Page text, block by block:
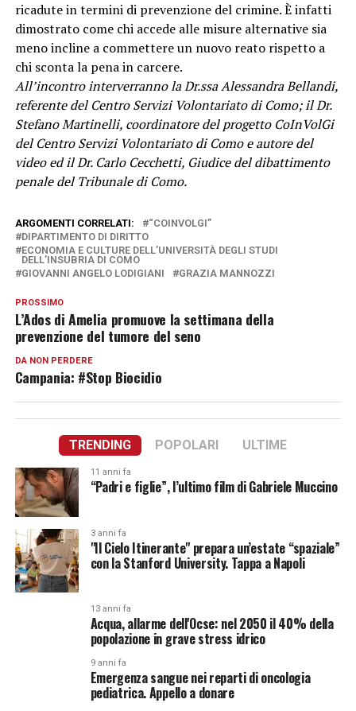
ricadute in termini di prevenzione del crimine. È infatti
dimostrato come chi accede alle misure alternative sia
meno incline a commettere un nuovo reato rispetto a
chi sconta la pena in carcere.
All’incontro interverranno la Dr.ssa Alessandra Bellandi,
referente del Centro Servizi Volontariato di Como; il Dr.
Stefano Martinelli, coordinatore del progetto CoInVolGi
del Centro Servizi Volontariato di Como e autore del
video ed il Dr. Carlo Cecchetti, Giudice del dibattimento
penale del Tribunale di Como.
ARGOMENTI CORRELATI:
“COINVOLGI”
DIPARTIMENTO DI DIRITTO
ECONOMIA E CULTURE DELL’UNIVERSITÀ DEGLI STUDI
DELL’INSUBRIA DI COMO
GIOVANNI ANGELO LODIGIANI
GRAZIA MANNOZZI
PROSSIMO
L’Ados di Amelia promuove la settimana della
prevenzione del tumore del seno
DA NON PERDERE
Campania: #Stop Biocidio
TRENDING POPOLARI ULTIME
11 anni fa
“Padri e figlie”, l’ultimo film di Gabriele Muccino
3 anni fa
"Il Cielo Itinerante" prepara un’estate “spaziale”
con la Stanford University. Tappa a Napoli
13 anni fa
Acqua, allarme dell'Ocse: nel 2050 il 40% della
popolazione in grave stress idrico
9 anni fa
Emergenza sangue nei reparti di oncologia
pediatrica. Appello a donare